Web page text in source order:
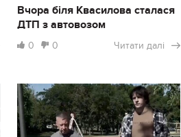
Вчора біля Квасилова сталася
ДТП з автовозом
0 0 Читати далі